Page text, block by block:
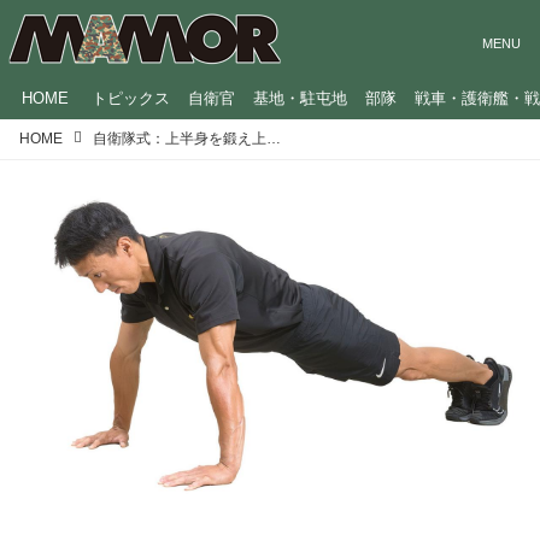
HOME トピックス 自衛官 基地・駐屯地 部隊 戦車・護衛艦・
HOME